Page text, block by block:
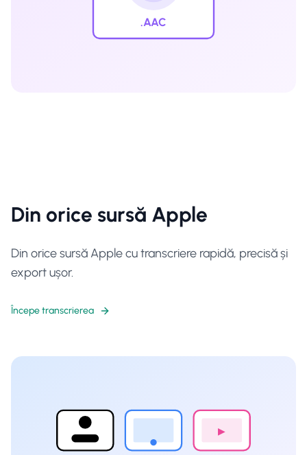
.AAC
Din orice sursă Apple
Din orice sursă Apple cu transcriere rapidă, precisă și
export ușor.
Începe transcrierea
▶